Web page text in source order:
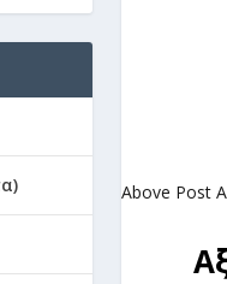
Above Post